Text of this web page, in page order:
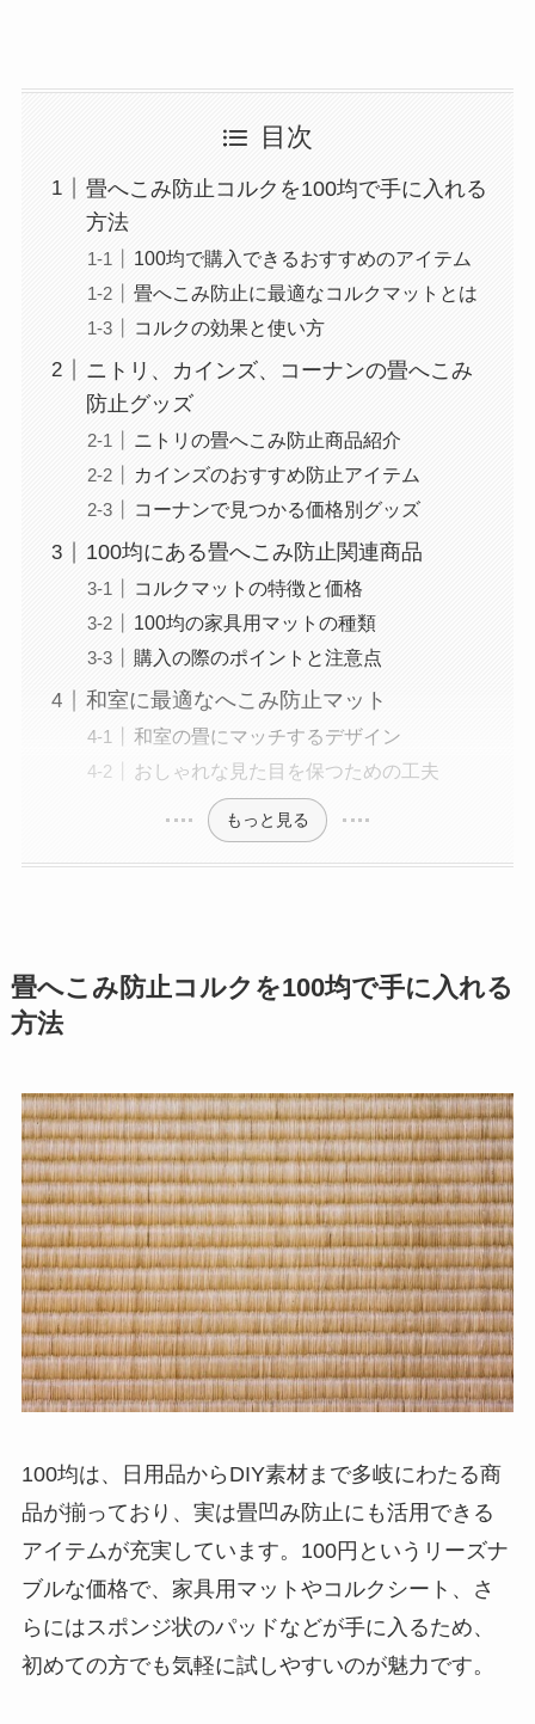
目次
畳へこみ防止コルクを100均で手に入れる
方法
100均で購入できるおすすめのアイテム
畳へこみ防止に最適なコルクマットとは
コルクの効果と使い方
ニトリ、カインズ、コーナンの畳へこみ
防止グッズ
ニトリの畳へこみ防止商品紹介
カインズのおすすめ防止アイテム
コーナンで見つかる価格別グッズ
100均にある畳へこみ防止関連商品
コルクマットの特徴と価格
100均の家具用マットの種類
購入の際のポイントと注意点
和室に最適なへこみ防止マット
和室の畳にマッチするデザイン
おしゃれな見た目を保つための工夫
もっと見る
畳へこみ防止コルクを100均で手に入れる
方法
100均は、日用品からDIY素材まで多岐にわたる商
品が揃っており、実は畳凹み防止にも活用できる
アイテムが充実しています。100円というリーズナ
ブルな価格で、家具用マットやコルクシート、さ
らにはスポンジ状のパッドなどが手に入るため、
初めての方でも気軽に試しやすいのが魅力です。